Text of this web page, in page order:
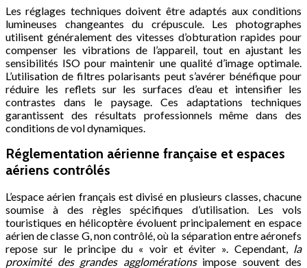
Les réglages techniques doivent être adaptés aux conditions
lumineuses changeantes du crépuscule. Les photographes
utilisent généralement des vitesses d’obturation rapides pour
compenser les vibrations de l’appareil, tout en ajustant les
sensibilités ISO pour maintenir une qualité d’image optimale.
L’utilisation de filtres polarisants peut s’avérer bénéfique pour
réduire les reflets sur les surfaces d’eau et intensifier les
contrastes dans le paysage. Ces adaptations techniques
garantissent des résultats professionnels même dans des
conditions de vol dynamiques.
Réglementation aérienne française et espaces
aériens contrôlés
L’espace aérien français est divisé en plusieurs classes, chacune
soumise à des règles spécifiques d’utilisation. Les vols
touristiques en hélicoptère évoluent principalement en espace
aérien de classe G, non contrôlé, où la séparation entre aéronefs
repose sur le principe du « voir et éviter ». Cependant,
la
proximité des grandes agglomérations impose souvent des